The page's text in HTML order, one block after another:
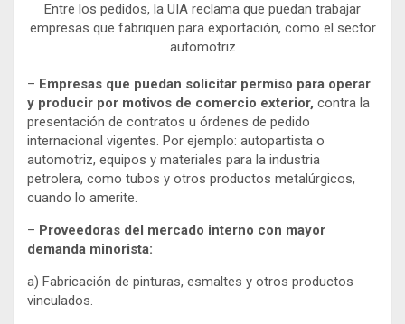
Entre los pedidos, la UIA reclama que puedan trabajar
empresas que fabriquen para exportación, como el sector
automotriz
– Empresas que puedan solicitar permiso para operar
y producir por motivos de comercio exterior, contra la
presentación de contratos u órdenes de pedido
internacional vigentes. Por ejemplo: autopartista o
automotriz, equipos y materiales para la industria
petrolera, como tubos y otros productos metalúrgicos,
cuando lo amerite.
– Proveedoras del mercado interno con mayor
demanda minorista:
a) Fabricación de pinturas, esmaltes y otros productos
vinculados.